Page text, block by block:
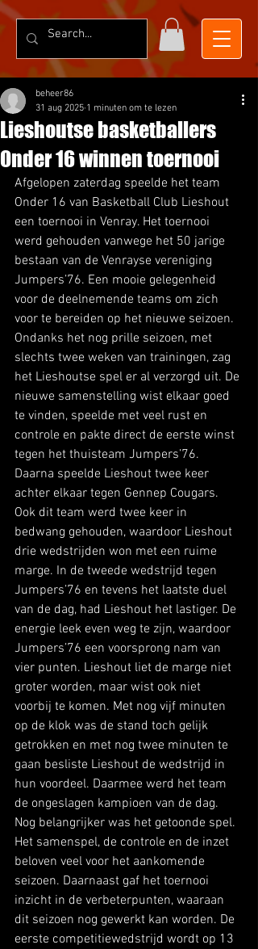
Lieshoutse basketballers
Onder 16 winnen toernooi
beheer86
31 aug 2025 1 minuten om te lezen
Afgelopen zaterdag speelde het team
Onder 16 van Basketball Club Lieshout
een toernooi in Venray. Het toernooi
werd gehouden vanwege het 50 jarige
bestaan van de Venrayse vereniging
Jumpers’76. Een mooie gelegenheid
voor de deelnemende teams om zich
voor te bereiden op het nieuwe seizoen.
Ondanks het nog prille seizoen, met
slechts twee weken van trainingen, zag
het Lieshoutse spel er al verzorgd uit. De
nieuwe samenstelling wist elkaar goed
te vinden, speelde met veel rust en
controle en pakte direct de eerste winst
tegen het thuisteam Jumpers’76.
Daarna speelde Lieshout twee keer
achter elkaar tegen Gennep Cougars.
Ook dit team werd twee keer in
bedwang gehouden, waardoor Lieshout
drie wedstrijden won met een ruime
marge. In de tweede wedstrijd tegen
Jumpers’76 en tevens het laatste duel
van de dag, had Lieshout het lastiger. De
energie leek even weg te zijn, waardoor
Jumpers’76 een voorsprong nam van
vier punten. Lieshout liet de marge niet
groter worden, maar wist ook niet
voorbij te komen. Met nog vijf minuten
op de klok was de stand toch gelijk
getrokken en met nog twee minuten te
gaan besliste Lieshout de wedstrijd in
hun voordeel. Daarmee werd het team
de ongeslagen kampioen van de dag.
Nog belangrijker was het getoonde spel.
Het samenspel, de controle en de inzet
beloven veel voor het aankomende
seizoen. Daarnaast gaf het toernooi
inzicht in de verbeterpunten, waaraan
dit seizoen nog gewerkt kan worden. De
eerste competitiewedstrijd wordt op 13